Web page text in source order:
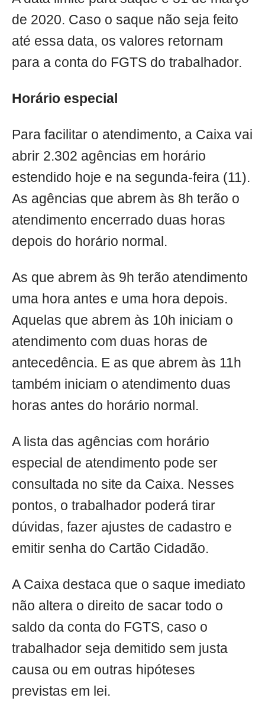
de 2020. Caso o saque não seja feito
até essa data, os valores retornam
para a conta do FGTS do trabalhador.
Horário especial
Para facilitar o atendimento, a Caixa vai
abrir 2.302 agências em horário
estendido hoje e na segunda-feira (11).
As agências que abrem às 8h terão o
atendimento encerrado duas horas
depois do horário normal.
As que abrem às 9h terão atendimento
uma hora antes e uma hora depois.
Aquelas que abrem às 10h iniciam o
atendimento com duas horas de
antecedência. E as que abrem às 11h
também iniciam o atendimento duas
horas antes do horário normal.
A lista das agências com horário
especial de atendimento pode ser
consultada no site da Caixa. Nesses
pontos, o trabalhador poderá tirar
dúvidas, fazer ajustes de cadastro e
emitir senha do Cartão Cidadão.
A Caixa destaca que o saque imediato
não altera o direito de sacar todo o
saldo da conta do FGTS, caso o
trabalhador seja demitido sem justa
causa ou em outras hipóteses
previstas em lei.